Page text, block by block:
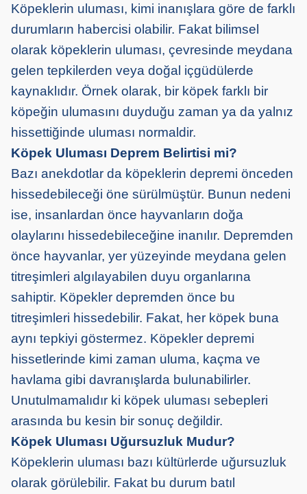
Köpeklerin uluması, kimi inanışlara göre de farklı
durumların habercisi olabilir. Fakat bilimsel
olarak köpeklerin uluması, çevresinde meydana
gelen tepkilerden veya doğal içgüdülerde
kaynaklıdır. Örnek olarak, bir köpek farklı bir
köpeğin ulumasını duyduğu zaman ya da yalnız
hissettiğinde uluması normaldir.
Köpek Uluması Deprem Belirtisi mi?
Bazı anekdotlar da köpeklerin depremi önceden
hissedebileceği öne sürülmüştür. Bunun nedeni
ise, insanlardan önce hayvanların doğa
olaylarını hissedebileceğine inanılır. Depremden
önce hayvanlar, yer yüzeyinde meydana gelen
titreşimleri algılayabilen duyu organlarına
sahiptir. Köpekler depremden önce bu
titreşimleri hissedebilir. Fakat, her köpek buna
aynı tepkiyi göstermez. Köpekler depremi
hissetlerinde kimi zaman uluma, kaçma ve
havlama gibi davranışlarda bulunabilirler.
Unutulmamalıdır ki köpek uluması sebepleri
arasında bu kesin bir sonuç değildir.
Köpek Uluması Uğursuzluk Mudur?
Köpeklerin uluması bazı kültürlerde uğursuzluk
olarak görülebilir. Fakat bu durum batıl